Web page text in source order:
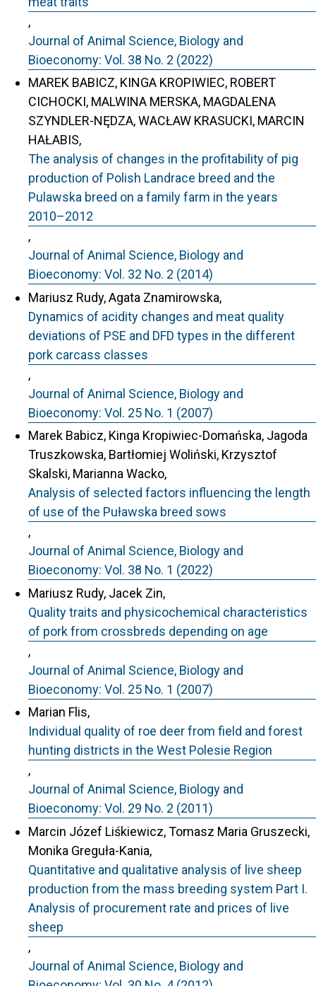
,
Journal of Animal Science, Biology and
Bioeconomy: Vol. 38 No. 2 (2022)
MAREK BABICZ, KINGA KROPIWIEC, ROBERT
CICHOCKI, MALWINA MERSKA, MAGDALENA
SZYNDLER-NĘDZA, WACŁAW KRASUCKI, MARCIN
HAŁABIS,
The analysis of changes in the profitability of pig
production of Polish Landrace breed and the
Pulawska breed on a family farm in the years
2010–2012
,
Journal of Animal Science, Biology and
Bioeconomy: Vol. 32 No. 2 (2014)
Mariusz Rudy, Agata Znamirowska,
Dynamics of acidity changes and meat quality
deviations of PSE and DFD types in the different
pork carcass classes
,
Journal of Animal Science, Biology and
Bioeconomy: Vol. 25 No. 1 (2007)
Marek Babicz, Kinga Kropiwiec-Domańska, Jagoda
Truszkowska, Bartłomiej Woliński, Krzysztof
Skalski, Marianna Wacko,
Analysis of selected factors influencing the length
of use of the Puławska breed sows
,
Journal of Animal Science, Biology and
Bioeconomy: Vol. 38 No. 1 (2022)
Mariusz Rudy, Jacek Zin,
Quality traits and physicochemical characteristics
of pork from crossbreds depending on age
,
Journal of Animal Science, Biology and
Bioeconomy: Vol. 25 No. 1 (2007)
Marian Flis,
Individual quality of roe deer from field and forest
hunting districts in the West Polesie Region
,
Journal of Animal Science, Biology and
Bioeconomy: Vol. 29 No. 2 (2011)
Marcin Józef Liśkiewicz, Tomasz Maria Gruszecki,
Monika Greguła-Kania,
Quantitative and qualitative analysis of live sheep
production from the mass breeding system Part I.
Analysis of procurement rate and prices of live
sheep
,
Journal of Animal Science, Biology and